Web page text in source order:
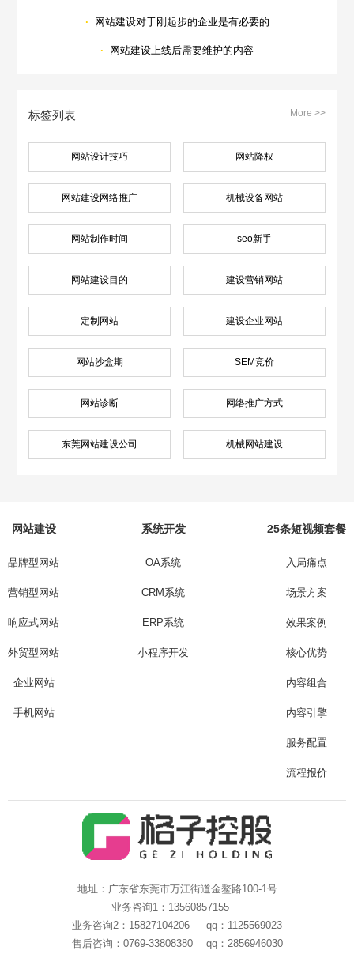
· 网站建设对于刚起步的企业是有必要的
· 网站建设上线后需要维护的内容
标签列表 More >>
网站设计技巧 网站降权
网站建设网络推广 机械设备网站
网站制作时间 seo新手
网站建设目的 建设营销网站
定制网站 建设企业网站
网站沙盒期 SEM竞价
网站诊断 网络推广方式
东莞网站建设公司 机械网站建设
网站建设
品牌型网站
营销型网站
响应式网站
外贸型网站
企业网站
手机网站
系统开发
OA系统
CRM系统
ERP系统
小程序开发
25条短视频套餐
入局痛点
场景方案
效果案例
核心优势
内容组合
内容引擎
服务配置
流程报价
地址：广东省东莞市万江街道金鳌路100-1号
业务咨询1：13560857155
业务咨询2：15827104206 qq：1125569023
售后咨询：0769-33808380 qq：2856946030